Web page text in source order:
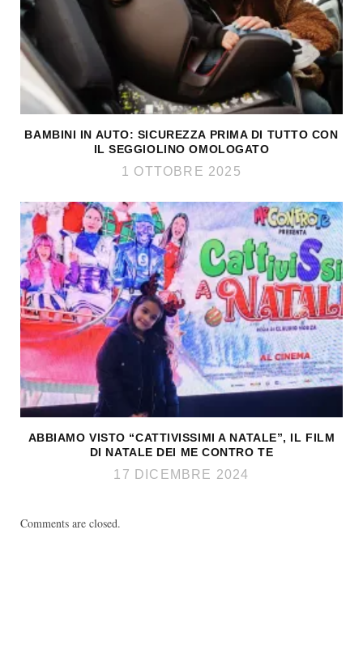
BAMBINI IN AUTO: SICUREZZA PRIMA DI TUTTO CON
IL SEGGIOLINO OMOLOGATO
1 OTTOBRE 2025
ABBIAMO VISTO “CATTIVISSIMI A NATALE”, IL FILM
DI NATALE DEI ME CONTRO TE
17 DICEMBRE 2024
Comments are closed.